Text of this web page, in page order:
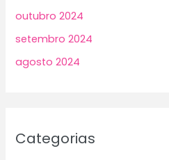
outubro 2024
setembro 2024
agosto 2024
Categorias